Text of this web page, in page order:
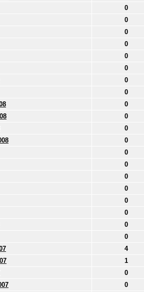
0
0
0
0
0
0
0
0
0
0
0
0
0
0
0
0
0
0
0
0
4
1
0
0